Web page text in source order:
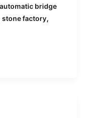
automatic bridge
stone factory,